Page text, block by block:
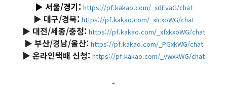
▶️ 서울/경기: https://pf.kakao.com/_xdEvaG/chat
▶️ 대구/경북: https://pf.kakao.com/_xicxoWG/chat
▶️ 대전/세종/충청: https://pf.kakao.com/_xfxkxoWG/chat
▶️ 부산/경남/울산: https://pf.kakao.com/_PGxkWG/chat
▶️ 온라인택배 신청: https://pf.kakao.com/_vwxkWG/chat
-